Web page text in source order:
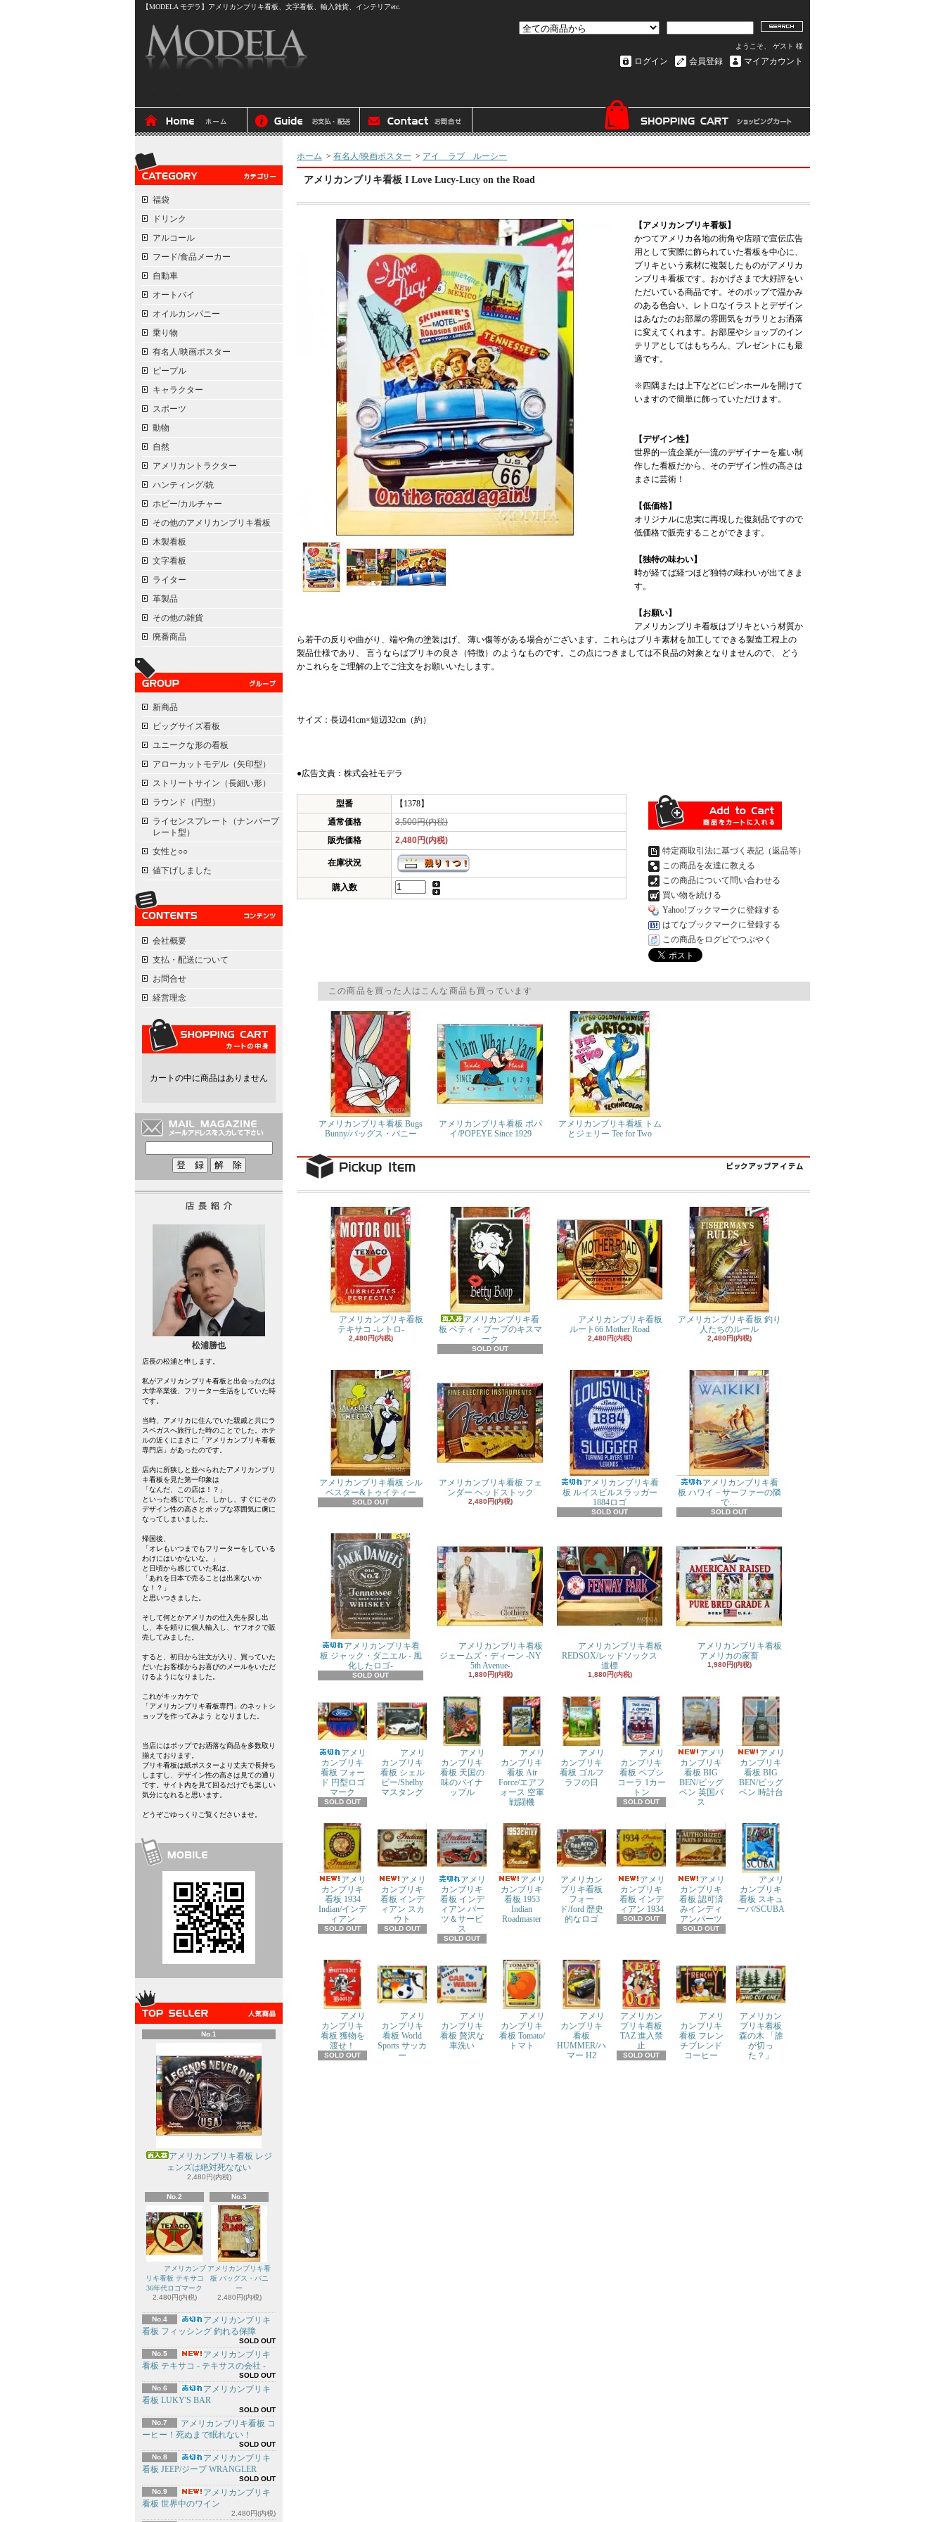
【MODELA モデラ】アメリカンブリキ看板、文字看板、輸入雑貨、インテリアetc.
ようこそ、 ゲスト 様
マイアカウント
会員登録
ログイン
福袋
ドリンク
アルコール
フード/食品メーカー
自動車
オートバイ
オイルカンパニー
乗り物
有名人/映画ポスター
ピープル
キャラクター
スポーツ
動物
自然
アメリカントラクター
ハンティング/銃
ホビー/カルチャー
その他のアメリカンブリキ看板
木製看板
文字看板
ライター
革製品
その他の雑貨
廃番商品
新商品
ビッグサイズ看板
ユニークな形の看板
アローカットモデル（矢印型）
ストリートサイン（長細い形）
ラウンド（円型）
ライセンスプレート（ナンバープ
レート型）
女性と○○
値下げしました
会社概要
支払・配送について
お問合せ
経営理念
カートの中に商品はありません
松浦勝也
店長の松浦と申します。
私がアメリカンブリキ看板と出会ったのは
大学卒業後、フリーター生活をしていた時
です。
当時、アメリカに住んでいた親戚と共にラ
スベガスへ旅行した時のことでした。ホテ
ルの近くにまさに「アメリカンブリキ看板
専門店」があったのです。
店内に所狭しと並べられたアメリカンブリ
キ看板を見た第一印象は
「なんだ、この店は！？」
といった感じでした。しかし、すぐにその
デザイン性の高さとポップな雰囲気に虜に
なってしまいました。
帰国後、
「オレもいつまでもフリーターをしている
わけにはいかないな。」
と日頃から感じていた私は、
「あれを日本で売ることは出来ないか
な！？」
と思いつきました。
そして何とかアメリカの仕入先を探し出
し、本を頼りに個人輸入し、ヤフオクで販
売してみました。
すると、初日から注文が入り、買っていた
だいたお客様からお喜びのメールをいただ
けるようになりました。
これがキッカケで
「アメリカンブリキ看板専門」のネットシ
ョップを作ってみよう となりました。
当店にはポップでお洒落な商品を多数取り
揃えております。
ブリキ看板は紙ポスターより丈夫で長持ち
しますし、デザイン性の高さは見ての通り
です。サイト内を見て回るだけでも楽しい
気分になれると思います。
どうぞごゆっくりご覧くださいませ。
No.1
アメリカンブリキ看板 レジ
ェンズは絶対死なない
2,480円(内税)
No.2
アメリカンブ
リキ看板 テキサコ
36年代ロゴマーク
2,480円(内税)
No.3
アメリカンブリキ看
板 バッグス・バニ
ー
2,480円(内税)
No.4
アメリカンブリキ
看板 フィッシング 釣れる保障
SOLD OUT
No.5
アメリカンブリキ
看板 テキサコ - テキサスの会社 -
SOLD OUT
No.6
アメリカンブリキ
看板 LUKY'S BAR
SOLD OUT
No.7
アメリカンブリキ看板 コ
ーヒー！死ぬまで眠れない！
SOLD OUT
No.8
アメリカンブリキ
看板 JEEP/ジープ WRANGLER
SOLD OUT
No.9
アメリカンブリキ
看板 世界中のワイン
2,480円(内税)
ホーム > 有名人/映画ポスター > アイ ラブ ルーシー
アメリカンブリキ看板 I Love Lucy-Lucy on the Road
【アメリカンブリキ看板】
かつてアメリカ各地の街角や店頭で宣伝広告
用として実際に飾られていた看板を中心に、
ブリキという素材に複製したものがアメリカ
ンブリキ看板です。おかげさまで大好評をい
ただいている商品です。そのポップで温かみ
のある色合い、レトロなイラストとデザイン
はあなたのお部屋の雰囲気をガラリとお洒落
に変えてくれます。お部屋やショップのイン
テリアとしてはもちろん、プレゼントにも最
適です。
※四隅または上下などにピンホールを開けて
いますので簡単に飾っていただけます。
【デザイン性】
世界的一流企業が一流のデザイナーを雇い制
作した看板だから、そのデザイン性の高さは
まさに芸術！
【低価格】
オリジナルに忠実に再現した復刻品ですので
低価格で販売することができます。
【独特の味わい】
時が経てば経つほど独特の味わいが出てきま
す。
【お願い】
アメリカンブリキ看板はブリキという材質か
ら若干の反りや曲がり、端や角の塗装はげ、 薄い傷等がある場合がございます。これらはブリキ素材を加工してできる製造工程上の
製品仕様であり、 言うならばブリキの良さ（特徴）のようなものです。この点につきましては不良品の対象となりませんので、 どう
かこれらをご理解の上でご注文をお願いいたします。
サイズ：長辺41cm×短辺32cm（約）
●広告文責：株式会社モデラ
型番
【1378】
通常価格
3,500円(内税)
販売価格
2,480円(内税)
在庫状況
購入数
特定商取引法に基づく表記（返品等）
この商品を友達に教える
この商品について問い合わせる
買い物を続ける
Yahoo!ブックマークに登録する
はてなブックマークに登録する
この商品をログピでつぶやく
この商品を買った人はこんな商品も買っています
アメリカンブリキ看板 Bugs
Bunny/バッグス・バニー
アメリカンブリキ看板 ポパ
イ/POPEYE Since 1929
アメリカンブリキ看板 トム
とジェリー Tee for Two
アメリカンブリキ看板
テキサコ -レトロ-
2,480円(内税)
アメリカンブリキ看
板 ベティ・ブープのキスマ
ーク
SOLD OUT
アメリカンブリキ看板
ルート66 Mother Road
2,480円(内税)
アメリカンブリキ看板 釣り
人たちのルール
2,480円(内税)
アメリカンブリキ看板 シル
ベスター&トゥイティー
SOLD OUT
アメリカンブリキ看板 フェ
ンダー ヘッドストック
2,480円(内税)
アメリカンブリキ看
板 ルイスビルスラッガー
1884ロゴ
SOLD OUT
アメリカンブリキ看
板 ハワイ－サーファーの隣
で…
SOLD OUT
アメリカンブリキ看
板 ジャック・ダニエル - 風
化したロゴ-
SOLD OUT
アメリカンブリキ看板
ジェームズ・ディーン -NY
5th Avenue-
1,880円(内税)
アメリカンブリキ看板
REDSOX/レッドソックス
道標
1,880円(内税)
アメリカンブリキ看板
アメリカの家畜
1,980円(内税)
アメリ
カンブリキ
看板 フォー
ド 円型ロゴ
マーク
SOLD OUT
アメリ
カンブリキ
看板 シェル
ビー/Shelby
マスタング
アメリ
カンブリキ
看板 天国の
味のパイナ
ップル
アメリ
カンブリキ
看板 Air
Force/エアフ
ォース 空軍
戦闘機
アメリ
カンブリキ
看板 ゴルフ
ラフの日
アメリ
カンブリキ
看板 ペプシ
コーラ 1カー
トン
SOLD OUT
アメリ
カンブリキ
看板 BIG
BEN/ビッグ
ベン 英国バ
ス
アメリ
カンブリキ
看板 BIG
BEN/ビッグ
ベン 時計台
アメリ
カンブリキ
看板 1934
Indian/インデ
ィアン
SOLD OUT
アメリ
カンブリキ
看板 インデ
ィアン スカ
ウト
SOLD OUT
アメリ
カンブリキ
看板 インデ
ィアン パー
ツ＆サービ
ス
SOLD OUT
アメリ
カンブリキ
看板 1953
Indian
Roadmaster
アメリカン
ブリキ看板
フォー
ド/ford 歴史
的なロゴ
アメリ
カンブリキ
看板 インデ
ィアン 1934
SOLD OUT
アメリ
カンブリキ
看板 認可済
みインディ
アンパーツ
SOLD OUT
アメリ
カンブリキ
看板 スキュ
ーバ/SCUBA
アメリ
カンブリキ
看板 獲物を
渡せ！
SOLD OUT
アメリ
カンブリキ
看板 World
Sports サッカ
ー
アメリ
カンブリキ
看板 贅沢な
車洗い
アメリ
カンブリキ
看板 Tomato/
トマト
アメリ
カンブリキ
看板
HUMMER/ハ
マー H2
アメリカン
ブリキ看板
TAZ 進入禁
止
SOLD OUT
アメリ
カンブリキ
看板 フレン
チブレンド
コーヒー
アメリカン
ブリキ看板
森の木 「誰
が切っ
た？」